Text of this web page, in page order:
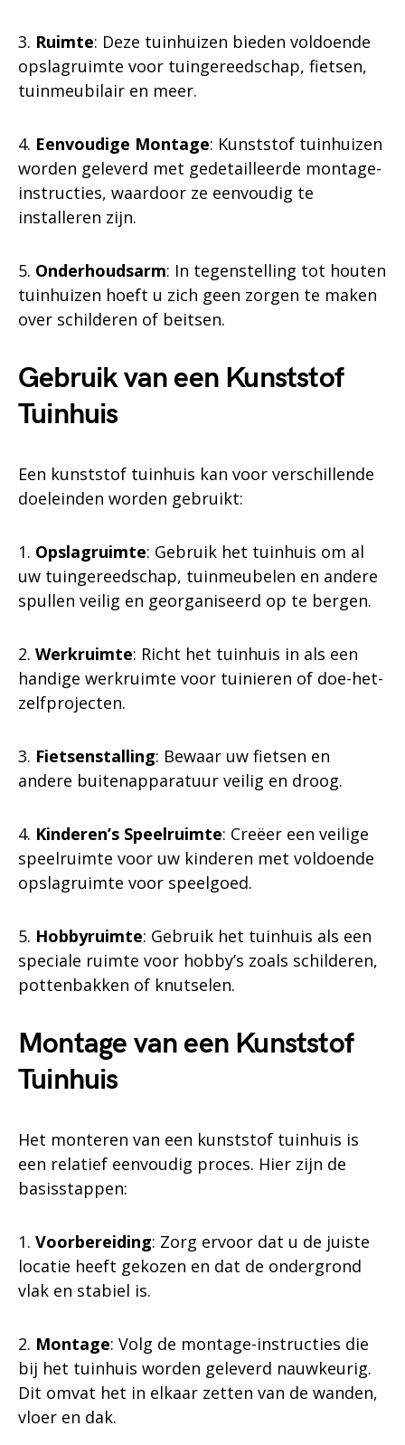
3. Ruimte: Deze tuinhuizen bieden voldoende
opslagruimte voor tuingereedschap, fietsen,
tuinmeubilair en meer.
4. Eenvoudige Montage: Kunststof tuinhuizen
worden geleverd met gedetailleerde montage-
instructies, waardoor ze eenvoudig te
installeren zijn.
5. Onderhoudsarm: In tegenstelling tot houten
tuinhuizen hoeft u zich geen zorgen te maken
over schilderen of beitsen.
Gebruik van een Kunststof
Tuinhuis
Een kunststof tuinhuis kan voor verschillende
doeleinden worden gebruikt:
1. Opslagruimte: Gebruik het tuinhuis om al
uw tuingereedschap, tuinmeubelen en andere
spullen veilig en georganiseerd op te bergen.
2. Werkruimte: Richt het tuinhuis in als een
handige werkruimte voor tuinieren of doe-het-
zelfprojecten.
3. Fietsenstalling: Bewaar uw fietsen en
andere buitenapparatuur veilig en droog.
4. Kinderen’s Speelruimte: Creëer een veilige
speelruimte voor uw kinderen met voldoende
opslagruimte voor speelgoed.
5. Hobbyruimte: Gebruik het tuinhuis als een
speciale ruimte voor hobby’s zoals schilderen,
pottenbakken of knutselen.
Montage van een Kunststof
Tuinhuis
Het monteren van een kunststof tuinhuis is
een relatief eenvoudig proces. Hier zijn de
basisstappen:
1. Voorbereiding: Zorg ervoor dat u de juiste
locatie heeft gekozen en dat de ondergrond
vlak en stabiel is.
2. Montage: Volg de montage-instructies die
bij het tuinhuis worden geleverd nauwkeurig.
Dit omvat het in elkaar zetten van de wanden,
vloer en dak.